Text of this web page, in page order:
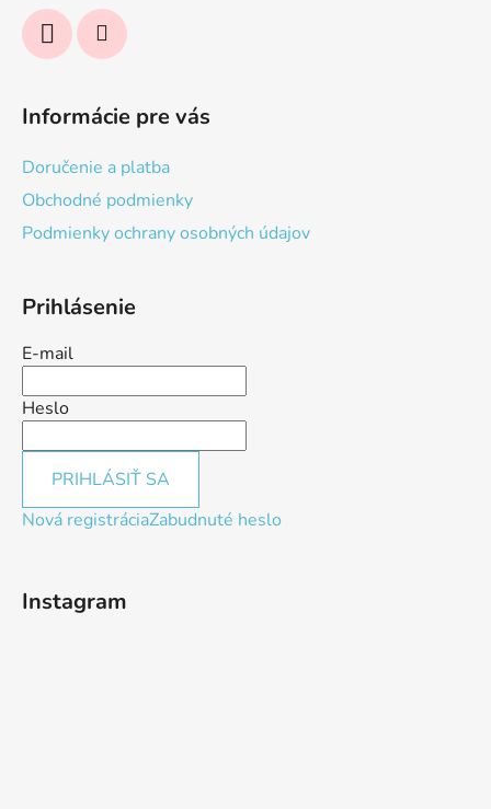
Informácie pre vás
Doručenie a platba
Obchodné podmienky
Podmienky ochrany osobných údajov
Prihlásenie
E-mail
Heslo
PRIHLÁSIŤ SA
Nová registráciaZabudnuté heslo
Instagram